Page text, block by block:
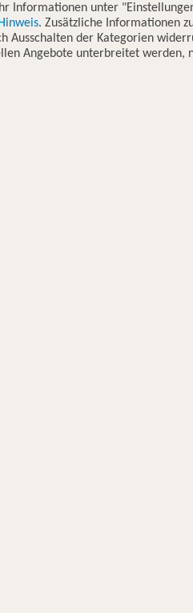
Last Minute
in Bulgarien zum günstigen
Urlaub in Bulgarien genau das
atemberaubenden Strände am
bulgarische Küche am
tauche ein in die reiche Kultur
dir jetzt eines unserer Bulgarien
Flug und Transfer und packe
Bulgarien
Flug buchen
Informationen unter
. Zusätzliche Informationen
Ausschalten der Kategorien
Angebote unterbreitet werden,